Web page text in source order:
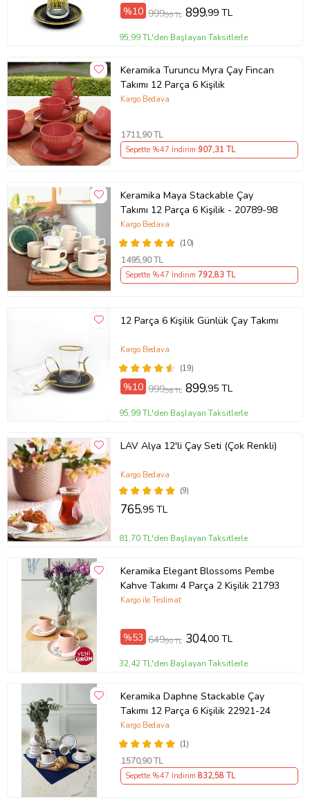
%10 999,99 TL 899,99 TL
95,99 TL'den Başlayan Taksitlerle
Keramika Turuncu Myra Çay Fincan
Takımı 12 Parça 6 Kişilik
Kargo Bedava
1711,90 TL
Sepette %47 İndirim 907,31 TL
Keramika Maya Stackable Çay
Takımı 12 Parça 6 Kişilik - 20789-98
(10)
Kargo Bedava
1495,90 TL
Sepette %47 İndirim 792,83 TL
12 Parça 6 Kişilik Günlük Çay Takımı
(19)
Kargo Bedava
%10 999,98 TL 899,95 TL
95,99 TL'den Başlayan Taksitlerle
LAV Alya 12'li Çay Seti (Çok Renkli)
(9)
Kargo Bedava
765,95 TL
81,70 TL'den Başlayan Taksitlerle
Keramika Elegant Blossoms Pembe
Kahve Takımı 4 Parça 2 Kişilik 21793
Kargo ile Teslimat
%53 649,90 TL 304,00 TL
32,42 TL'den Başlayan Taksitlerle
Keramika Daphne Stackable Çay
Takımı 12 Parça 6 Kişilik 22921-24
(1)
Kargo Bedava
1570,90 TL
Sepette %47 İndirim 832,58 TL